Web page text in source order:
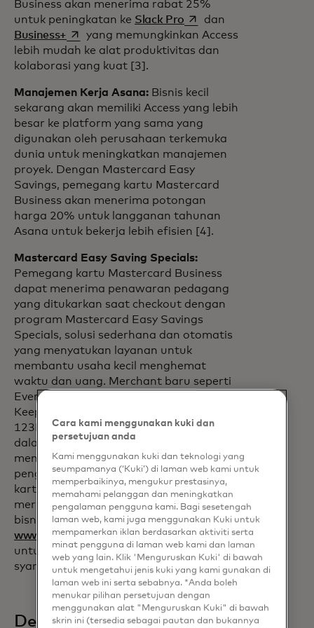
Business akan menerima rabat 25%
untuk peningkatan ke Slack Pro opens in a new tab
dan
Business+ opens in a new tab
yang memungkinkan Access
lebih mudah ke alat produktivitas dan
kolaborasi yang kuat [3].
Manajemen Kerja Asana: Bisnis kecil
sekarang akan memiliki Access yang lebih
besar ke platform yang sama yang
digunakan oleh perusahaan terkemuka
dunia untuk meningkatkan manajemen
proyek. Dengan Mastercard Easy
Savings, pemegang kartu Mastercard
Business akan menerima potongan
harga 20% untuk langganan tahunan
Asana untuk bekerja lebih efisien [4].
Mastercard Easy Saving Specials:
Pemegang kartu Mastercard Business
dapat menerima penawaran pedagang
yang ditukarkan saat checkout dengan
program Mastercard Easy Savings
Specials, solusi sederhana dan otomatis
yang menyatukan layanan untuk
membantu usaha kecil menghemat
waktu dan uang. Merchant baru seperti
Everand, Welcome Pickups, DocuSign,
Keeper, Adobe Acrobat Pro, Designs.ai,
123RF dan Visme telah ditambahkan ke
dalam program ini, sehingga
memberikan lebih banyak lagi
penghematan bagi para pemegang
kartu untuk alat dan layanan yang
mereka gunakan untuk mengembangkan
bisnis mereka. Kunjungi
www.easysavingsspecials.com/en/opens in a new tab
untuk Access penawaran lokal dan
syarat dan ketentuan lengkap.
Dengarkan dari mitra
Cara kami menggunakan kuki dan
persetujuan anda
Kami menggunakan kuki dan teknologi yang
seumpamanya (‘Kuki’) di laman web kami untuk
memperbaikinya, mengukur prestasinya,
memahami pelanggan dan meningkatkan
pengalaman pengguna kami. Bagi sesetengah
laman web, kami juga menggunakan Kuki untuk
mempamerkan iklan berdasarkan aktiviti serta
minat pengguna di laman web kami dan laman
web yang lain. Klik 'Menguruskan Kuki' di bawah
untuk mengetahui jenis kuki yang kami gunakan di
laman web ini serta sebabnya. *Anda boleh
menukar pilihan persetujuan dengan
menggunakan alat "Menguruskan Kuki" di bawah
skrin ini (tersedia sebagai pautan dan bukannya